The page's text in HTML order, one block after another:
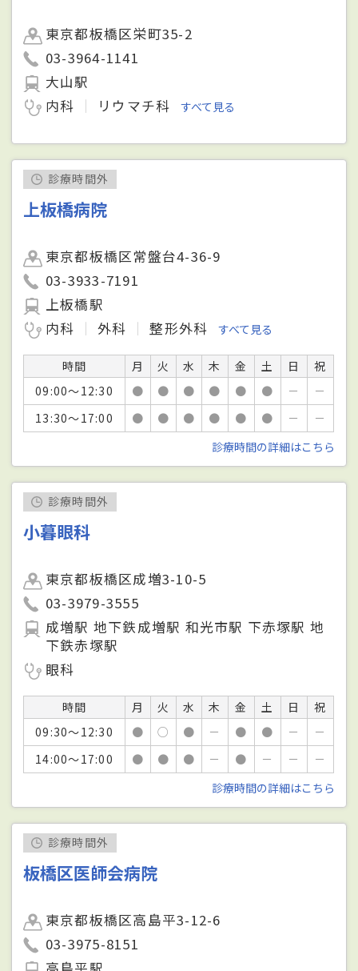
東京都板橋区栄町35-2
03-3964-1141
大山駅
内科
リウマチ科 すべて見る
診療時間外
上板橋病院
東京都板橋区常盤台4-36-9
03-3933-7191
上板橋駅
内科
外科 整形外科 すべて見る
時間 月 火 水 木 金 土 日
祝
09:00～12:30
● ● ● ● ● ● －
－
13:30～17:00
● ● ● ● ● ● －
－
診療時間の詳細はこちら
診療時間外
小暮眼科
東京都板橋区成増3-10-5
03-3979-3555
成増駅 地下鉄成増駅 和光市駅 下赤塚駅 地
下鉄赤塚駅
眼科
時間 月 火 水 木 金 土 日
祝
09:30～12:30
● ○ ● － ● ● －
－
14:00～17:00
● ● ● － ● － －
－
診療時間の詳細はこちら
診療時間外
板橋区医師会病院
東京都板橋区高島平3-12-6
03-3975-8151